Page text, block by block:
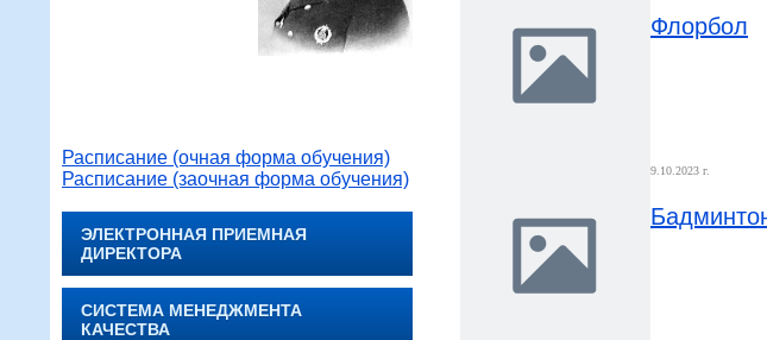
Расписание (очная форма обучения)
Расписание (заочная форма обучения)
ЭЛЕКТРОННАЯ ПРИЕМНАЯ
ДИРЕКТОРА
СИСТЕМА МЕНЕДЖМЕНТА
КАЧЕСТВА
Флорбол
9.10.2023 г.